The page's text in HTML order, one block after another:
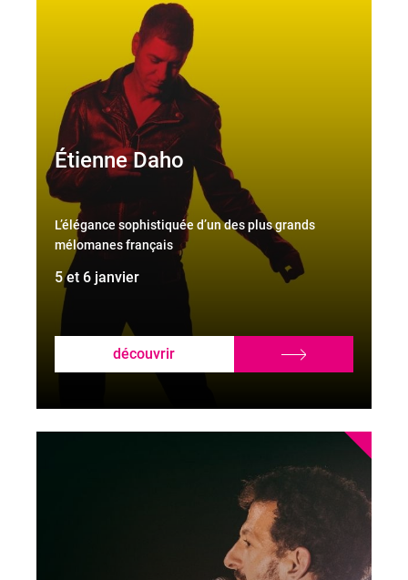
Étienne Daho
L’élégance sophistiquée d’un des plus grands
mélomanes français
5 et 6 janvier
découvrir